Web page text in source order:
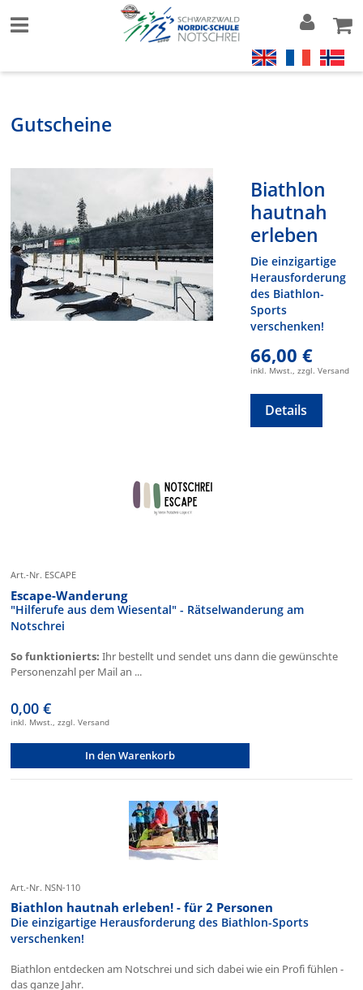
Gutscheine
Biathlon
hautnah
erleben
Die einzigartige
Herausforderung
des Biathlon-
Sports
verschenken!
66,00 €
inkl. Mwst., zzgl. Versand
Details
Art.-Nr. ESCAPE
Escape-Wanderung
"Hilferufe aus dem Wiesental" - Rätselwanderung am
Notschrei
So funktionierts: Ihr bestellt und sendet uns dann die gewünschte
Personenzahl per Mail an ...
0,00 €
inkl. Mwst., zzgl. Versand
In den Warenkorb
Art.-Nr. NSN-110
Biathlon hautnah erleben! - für 2 Personen
Die einzigartige Herausforderung des Biathlon-Sports
verschenken!
Biathlon entdecken am Notschrei und sich dabei wie ein Profi fühlen -
das ganze Jahr.